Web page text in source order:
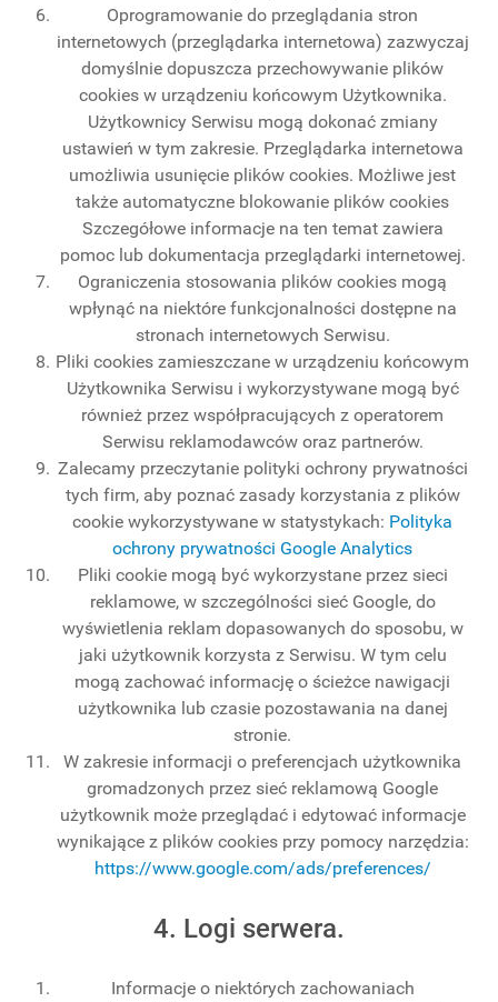
Oprogramowanie do przeglądania stron
internetowych (przeglądarka internetowa) zazwyczaj
domyślnie dopuszcza przechowywanie plików
cookies w urządzeniu końcowym Użytkownika.
Użytkownicy Serwisu mogą dokonać zmiany
ustawień w tym zakresie. Przeglądarka internetowa
umożliwia usunięcie plików cookies. Możliwe jest
także automatyczne blokowanie plików cookies
Szczegółowe informacje na ten temat zawiera
pomoc lub dokumentacja przeglądarki internetowej.
Ograniczenia stosowania plików cookies mogą
wpłynąć na niektóre funkcjonalności dostępne na
stronach internetowych Serwisu.
Pliki cookies zamieszczane w urządzeniu końcowym
Użytkownika Serwisu i wykorzystywane mogą być
również przez współpracujących z operatorem
Serwisu reklamodawców oraz partnerów.
Zalecamy przeczytanie polityki ochrony prywatności
tych firm, aby poznać zasady korzystania z plików
cookie wykorzystywane w statystykach: Polityka
ochrony prywatności Google Analytics
Pliki cookie mogą być wykorzystane przez sieci
reklamowe, w szczególności sieć Google, do
wyświetlenia reklam dopasowanych do sposobu, w
jaki użytkownik korzysta z Serwisu. W tym celu
mogą zachować informację o ścieżce nawigacji
użytkownika lub czasie pozostawania na danej
stronie.
W zakresie informacji o preferencjach użytkownika
gromadzonych przez sieć reklamową Google
użytkownik może przeglądać i edytować informacje
wynikające z plików cookies przy pomocy narzędzia:
https://www.google.com/ads/preferences/
4. Logi serwera.
Informacje o niektórych zachowaniach